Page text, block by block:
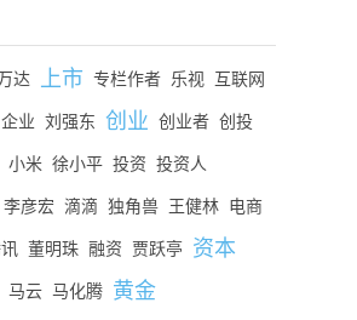
达 上市 专栏作者 乐视 互联网
企业 刘强东 创业 创业者 创投
小米 徐小平 投资 投资人
李彦宏 滴滴 独角兽 王健林 电商
董明珠 融资 贾跃亭 资本
马云 马化腾 黄金